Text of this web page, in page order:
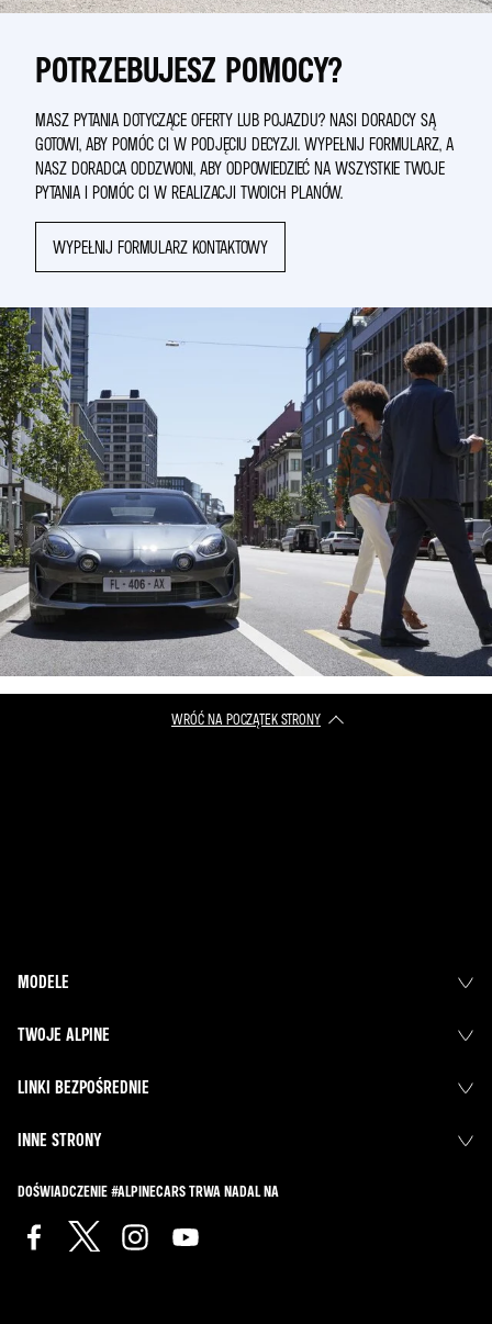
POTRZEBUJESZ POMOCY?
MASZ PYTANIA DOTYCZĄCE OFERTY LUB POJAZDU? NASI DORADCY SĄ
GOTOWI, ABY POMÓC CI W PODJĘCIU DECYZJI. WYPEŁNIJ FORMULARZ, A
NASZ DORADCA ODDZWONI, ABY ODPOWIEDZIEĆ NA WSZYSTKIE TWOJE
PYTANIA I POMÓC CI W REALIZACJI TWOICH PLANÓW.
WYPEŁNIJ FORMULARZ KONTAKTOWY
WRÓĆ NA POCZĄTEK STRONY
MODELE
TWOJE ALPINE
LINKI BEZPOŚREDNIE
INNE STRONY
DOŚWIADCZENIE #ALPINECARS TRWA NADAL NA